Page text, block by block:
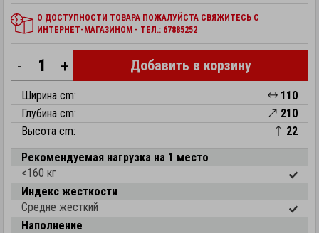
О ДОСТУПНОСТИ ТОВАРА ПОЖАЛУЙСТА СВЯЖИТЕСЬ С
ИНТЕРНЕТ-МАГАЗИНОМ - ТЕЛ.: 67885252
- + Добавить в корзину
Ширина cm:
110
Глубина cm:
210
Высота cm:
22
Рекомендуемая нагрузка на 1 место
<160 кг
Индекс жесткости
Средне жесткий
Наполнение